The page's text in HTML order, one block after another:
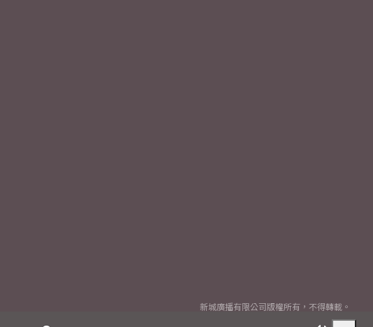
新城廣播有限公司版權所有，不得轉載。
2026© Metro Broadcast Corporation Limited. All rights reserved.